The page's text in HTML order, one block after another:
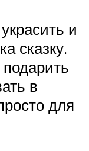
и
сказку.
в
для